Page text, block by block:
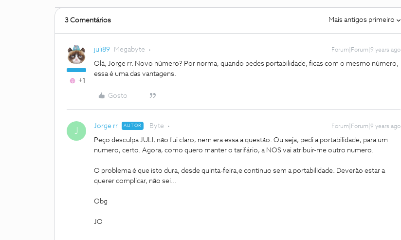
3 Comentários Mais antigos primeiro
+1
juli89 Megabyte Forum|Forum|9 years ago
Olá, Jorge rr. Novo número? Por norma, quando pedes portabilidade, ficas com o mesmo número,
essa é uma das vantagens.
Gosto
J Jorge rr AUTOR Byte Forum|Forum|9 years ago
Peço desculpa JULI, não fui claro, nem era essa a questão. Ou seja, pedi a portabilidade, para um
numero, certo. Agora, como quero manter o tarifário, a NOS vai atribuir-me outro numero.
O problema é que isto dura, desde quinta-feira,e continuo sem a portabilidade. Deverão estar a
querer complicar, não sei...
Obg
JO